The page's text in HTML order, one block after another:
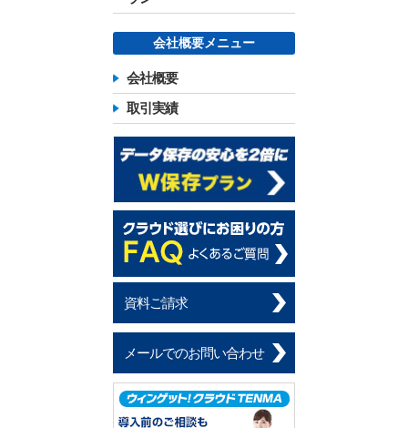
会社概要メニュー
会社概要
取引実績
資料ご請求
メールでのお問い合わせ